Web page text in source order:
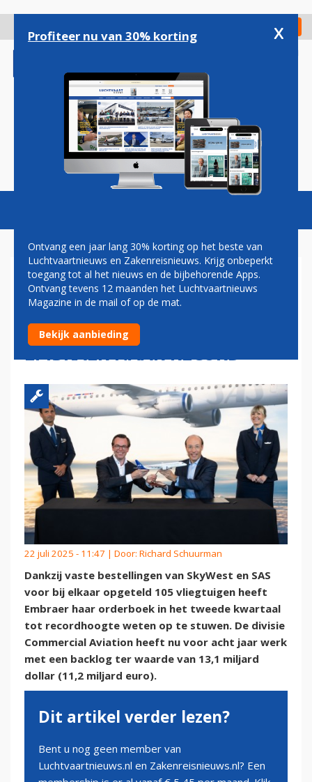
gaan
Check in
Magazine Podcasts Vacatures
BESTELLINGEN SKYWEST EN
SAS STUWEN
ORDERPORTEFEUILLE
EMBRAER NAAR RECORD
22 juli 2025 - 11:47 | Door: Richard Schuurman
Dankzij vaste bestellingen van SkyWest en SAS
voor bij elkaar opgeteld 105 vliegtuigen heeft
Embraer haar orderboek in het tweede kwartaal
tot recordhoogte weten op te stuwen. De divisie
Commercial Aviation heeft nu voor acht jaar werk
met een backlog ter waarde van 13,1 miljard
dollar (11,2 miljard euro).
Dit artikel verder lezen?
Bent u nog geen member van
Luchtvaartnieuws.nl en Zakenreisnieuws.nl? Een
Profiteer nu van 30% korting x
Ontvang een jaar lang 30% korting op het beste van
Luchtvaartnieuws en Zakenreisnieuws. Krijg onbeperkt
toegang tot al het nieuws en de bijbehorende Apps.
Ontvang tevens 12 maanden het Luchtvaartnieuws
Magazine in de mail of op de mat.
Bekijk aanbieding